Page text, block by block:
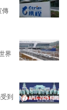
傳
界
到